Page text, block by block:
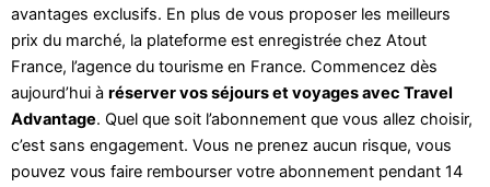
avantages exclusifs. En plus de vous proposer les meilleurs
prix du marché, la plateforme est enregistrée chez Atout
France, l’agence du tourisme en France. Commencez dès
aujourd’hui à réserver vos séjours et voyages avec Travel
Advantage. Quel que soit l’abonnement que vous allez choisir,
c’est sans engagement. Vous ne prenez aucun risque, vous
pouvez vous faire rembourser votre abonnement pendant 14